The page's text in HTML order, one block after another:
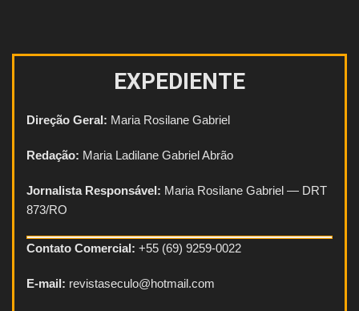
EXPEDIENTE
Direção Geral: Maria Rosilane Gabriel
Redação: Maria Ladilane Gabriel Abrão
Jornalista Responsável: Maria Rosilane Gabriel — DRT
873/RO
Contato Comercial: +55 (69) 9259-0022
E-mail: revistaseculo@hotmail.com